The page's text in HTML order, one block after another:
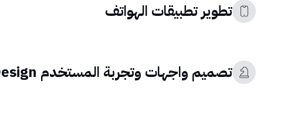
تطوير تطبيقات الهواتف
تصميم واجهات وتجربة المستخدم UI/UX Design